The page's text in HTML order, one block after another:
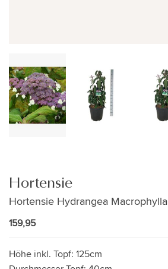
Hortensie
Hortensie Hydrangea Macrophylla
159,95
Höhe inkl. Topf: 125cm